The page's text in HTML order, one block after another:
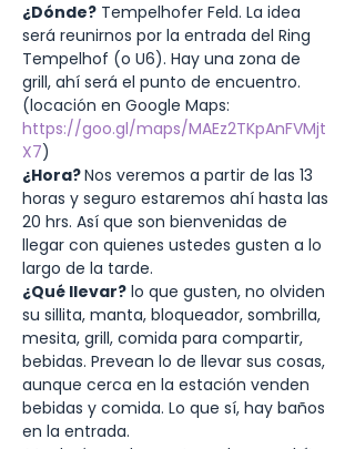
¿Dónde? Tempelhofer Feld. La idea
será reunirnos por la entrada del Ring
Tempelhof (o U6). Hay una zona de
grill, ahí será el punto de encuentro.
(locación en Google Maps:
https://goo.gl/maps/MAEz2TKpAnFVMjt
X7)
¿Hora? Nos veremos a partir de las 13
horas y seguro estaremos ahí hasta las
20 hrs. Así que son bienvenidas de
llegar con quienes ustedes gusten a lo
largo de la tarde.
¿Qué llevar? lo que gusten, no olviden
su sillita, manta, bloqueador, sombrilla,
mesita, grill, comida para compartir,
bebidas. Prevean lo de llevar sus cosas,
aunque cerca en la estación venden
bebidas y comida. Lo que sí, hay baños
en la entrada.